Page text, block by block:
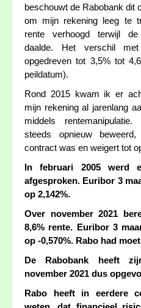
beschouwt de Rabobank dit
om mijn rekening leeg te
rente verhoogd terwijl de
daalde. Het verschil
opgedreven tot 3,5% tot
peildatum).
Rond 2015 kwam ik er
mijn rekening al jarenlang
middels
steeds opnieuw
contract was en weigert tot
In februari 2005 werd
afgesproken. Euribor 3
op 2,142%.
Over november 2021
8,6% rente. Euribor 3
op -0,570%. Rabo had
De Rabobank heeft
november 2021 dus
Rabo heeft in eerdere